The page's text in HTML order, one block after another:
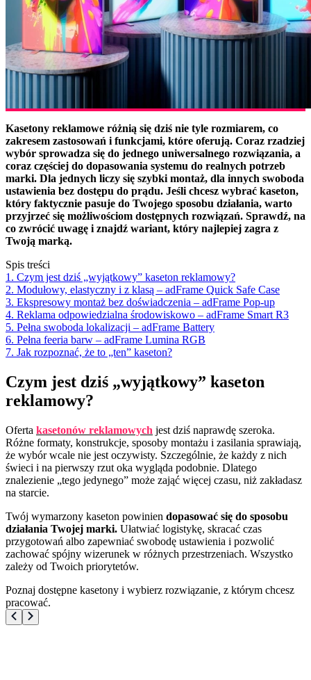
Kasetony reklamowe różnią się dziś nie tyle rozmiarem, co
zakresem zastosowań i funkcjami, które oferują. Coraz rzadziej
wybór sprowadza się do jednego uniwersalnego rozwiązania, a
coraz częściej do dopasowania systemu do realnych potrzeb
marki. Dla jednych liczy się szybki montaż, dla innych swoboda
ustawienia bez dostępu do prądu. Jeśli chcesz wybrać kaseton,
który faktycznie pasuje do Twojego sposobu działania, warto
przyjrzeć się możliwościom dostępnych rozwiązań. Sprawdź, na
co zwrócić uwagę i znajdź wariant, który najlepiej zagra z
Twoją marką.
Spis treści
1. Czym jest dziś „wyjątkowy” kaseton reklamowy?
2. Modułowy, elastyczny i z klasą – adFrame Quick Safe Case
3. Ekspresowy montaż bez doświadczenia – adFrame Pop-up
4. Reklama odpowiedzialna środowiskowo – adFrame Smart R3
5. Pełna swoboda lokalizacji – adFrame Battery
6. Pełna feeria barw – adFrame Lumina RGB
7. Jak rozpoznać, że to „ten” kaseton?
Czym jest dziś „wyjątkowy” kaseton
reklamowy?
Oferta kasetonów reklamowych jest dziś naprawdę szeroka.
Różne formaty, konstrukcje, sposoby montażu i zasilania sprawiają,
że wybór wcale nie jest oczywisty. Szczególnie, że każdy z nich
świeci i na pierwszy rzut oka wygląda podobnie. Dlatego
znalezienie „tego jedynego” może zająć więcej czasu, niż zakładasz
na starcie.
Twój wymarzony kaseton powinien dopasować się do sposobu
działania Twojej marki. Ułatwiać logistykę, skracać czas
przygotowań albo zapewniać swobodę ustawienia i pozwolić
zachować spójny wizerunek w różnych przestrzeniach. Wszystko
zależy od Twoich priorytetów.
Poznaj dostępne kasetony i wybierz rozwiązanie, z którym chcesz
pracować.